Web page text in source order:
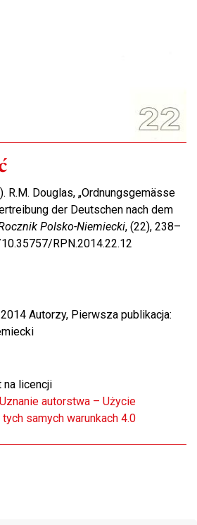
R.M. Douglas, „Ordnungsgemässe
der Deutschen nach dem
Polsko-Niemiecki, (22), 238–
RPN.2014.22.12
Autorzy, Pierwsza publikacja:
na licencji
autorstwa – Użycie
samych warunkach 4.0